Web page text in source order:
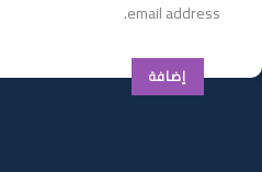
email address.